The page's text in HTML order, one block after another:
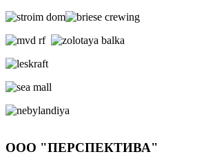
ООО "ПЕРСПЕКТИВА"